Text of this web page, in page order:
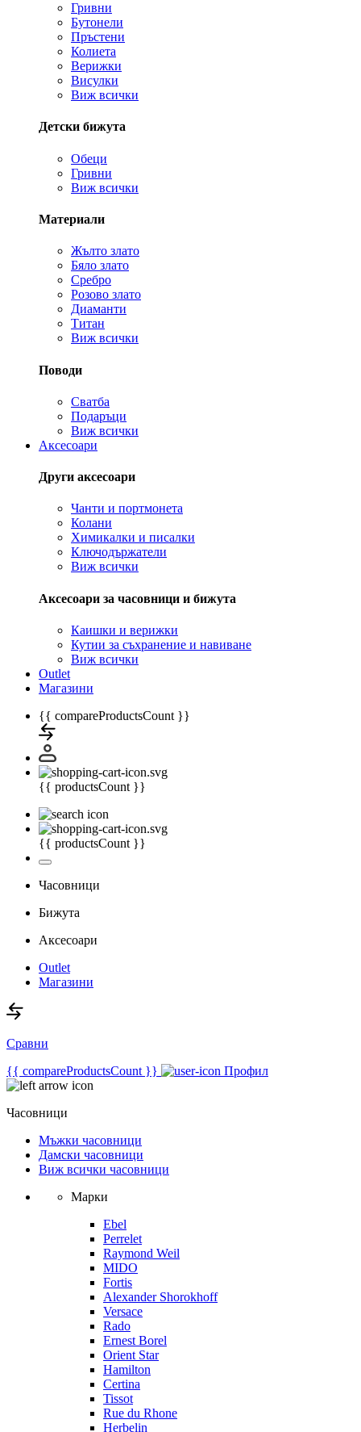
Гривни
Бутонели
Пръстени
Колиета
Верижки
Висулки
Виж всички
Детски бижута
Обеци
Гривни
Виж всички
Материали
Жълто злато
Бяло злато
Сребро
Розово злато
Диаманти
Титан
Виж всички
Поводи
Сватба
Подаръци
Виж всички
Аксесоари
Други аксесоари
Чанти и портмонета
Колани
Химикалки и писалки
Ключодържатели
Виж всички
Аксесоари за часовници и бижута
Каишки и верижки
Кутии за съхранение и навиване
Виж всички
Outlet
Магазини
{{ compareProductsCount }}
{{ productsCount }}
{{ productsCount }}
Часовници
Бижута
Аксесоари
Outlet
Магазини
Сравни
{{ compareProductsCount }}
Профил
Часовници
Мъжки часовници
Дамски часовници
Виж всички часовници
Марки
Ebel
Perrelet
Raymond Weil
MIDO
Fortis
Alexander Shorokhoff
Versace
Rado
Ernest Borel
Orient Star
Hamilton
Certina
Tissot
Rue du Rhone
Herbelin